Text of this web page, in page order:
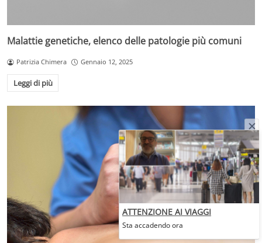
Malattie genetiche, elenco delle patologie più comuni
Patrizia Chimera Gennaio 12, 2025
Leggi di più
ATTENZIONE AI VIAGGI
Sta accadendo ora